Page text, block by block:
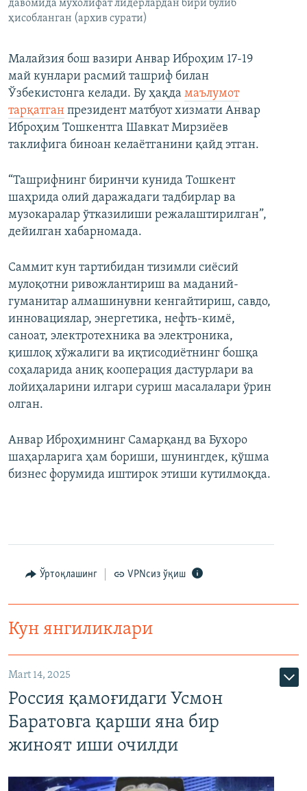
давомида мухолифат лидерлардан бири бўлиб
ҳисобланган (архив сурати)
Малайзия бош вазири Анвар Иброҳим 17-19
май кунлари расмий ташриф билан
Ўзбекистонга келади. Бу ҳақда маълумот
тарқатган президент матбуот хизмати Анвар
Иброҳим Тошкентга Шавкат Мирзиёев
таклифига биноан келаётганини қайд этган.
“Ташрифнинг биринчи кунида Тошкент
шаҳрида олий даражадаги тадбирлар ва
музокаралар ўтказилиши режалаштирилган”,
дейилган хабарномада.
Саммит кун тартибидан тизимли сиёсий
мулоқотни ривожлантириш ва маданий-
гуманитар алмашинувни кенгайтириш, савдо,
инновациялар, энергетика, нефть-кимё,
саноат, электротехника ва электроника,
қишлоқ хўжалиги ва иқтисодиётнинг бошқа
соҳаларида аниқ кооперация дастурлари ва
лойиҳаларини илгари суриш масалалари ўрин
олган.
Анвар Иброҳимнинг Самарқанд ва Бухоро
шаҳарларига ҳам бориши, шунингдек, қўшма
бизнес форумида иштирок этиши кутилмоқда.
Ўртоқлашинг VPNсиз ўқиш
Кун янгиликлари
Mart 14, 2025
Россия қамоғидаги Усмон
Баратовга қарши яна бир
жиноят иши очилди